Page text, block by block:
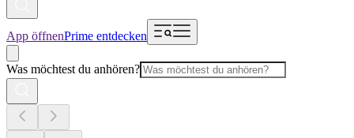
App öffnenPrime entdecken
Was möchtest du anhören?